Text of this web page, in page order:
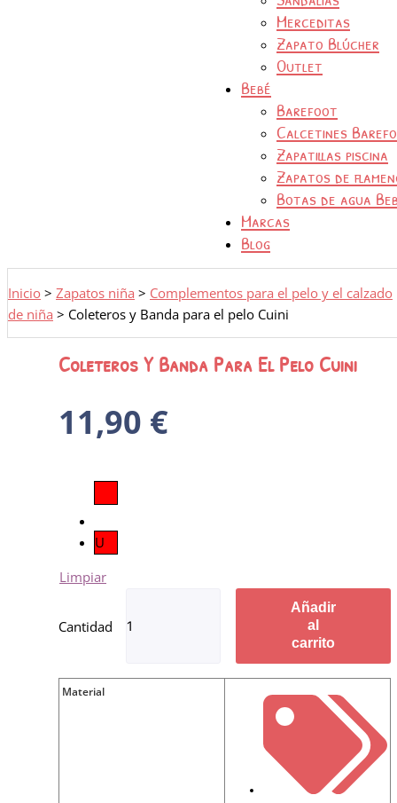
Merceditas
Zapato Blúcher
Outlet
Bebé
Barefoot
Calcetines
Zapatillas piscina
Zapatos de
Botas de agua
Marcas
Blog
Inicio > Zapatos niña > Complementos para el pelo y el calzado
de niña > Coleteros y Banda para el pelo Cuini
Coleteros Y Banda Para El Pelo Cuini
11,90 €
U
Limpiar
Añadir
al
carrito
Material